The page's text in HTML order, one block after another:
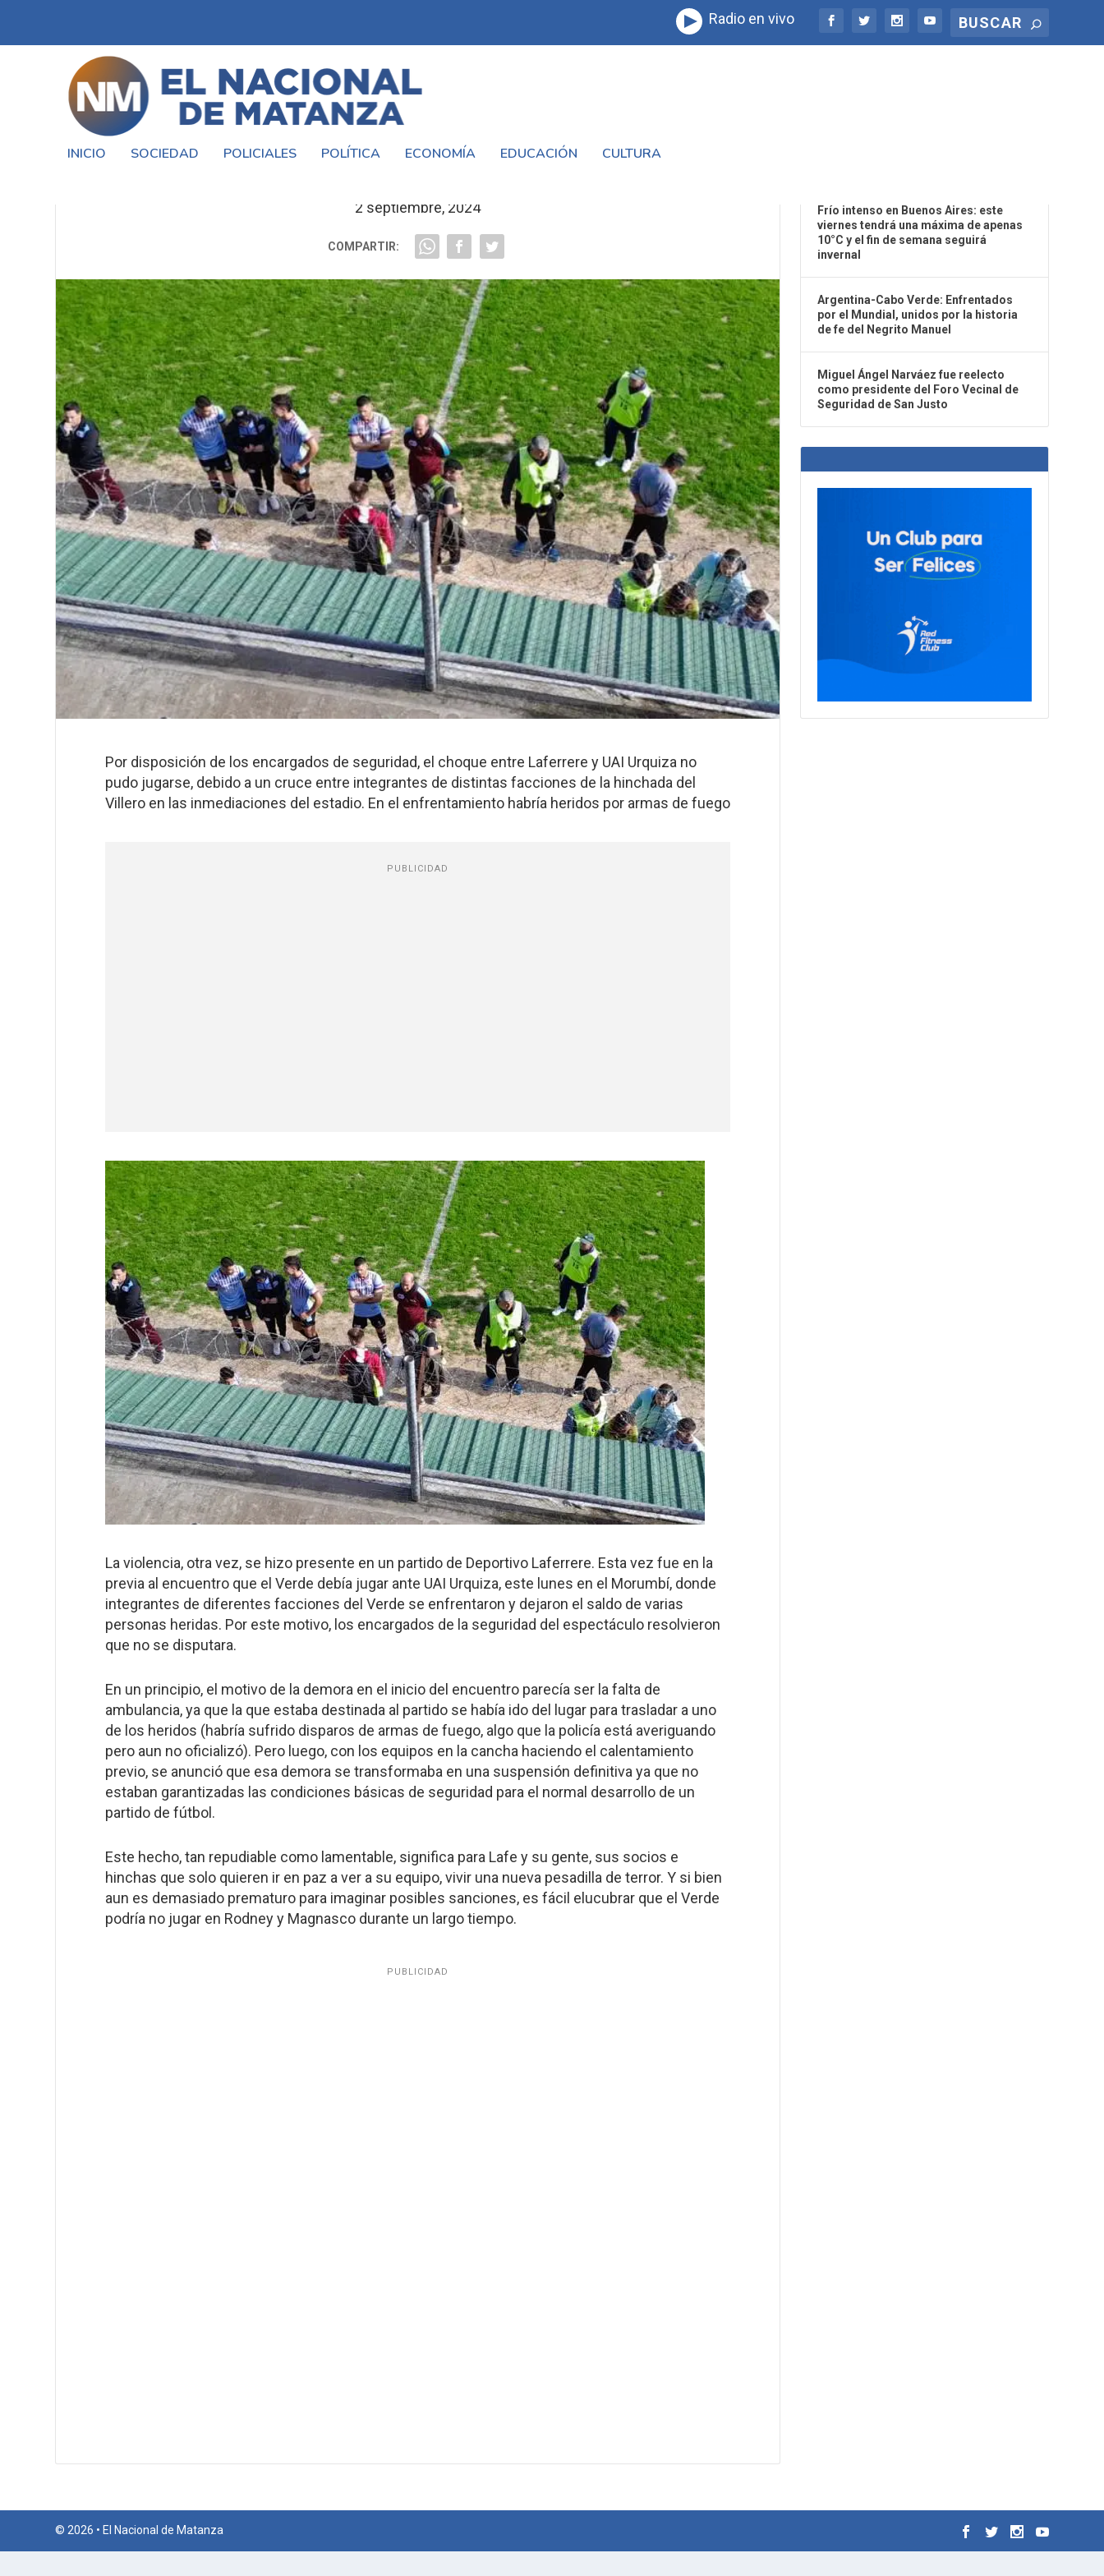
Radio en vivo
INICIO SOCIEDAD POLICIALES POLÍTICA ECONOMÍA EDUCACIÓN CULTURA
2 septiembre, 2024
COMPARTIR:
Por disposición de los encargados de seguridad, el choque entre Laferrere y UAI Urquiza no
pudo jugarse, debido a un cruce entre integrantes de distintas facciones de la hinchada del
Villero en las inmediaciones del estadio. En el enfrentamiento habría heridos por armas de fuego
PUBLICIDAD
La violencia, otra vez, se hizo presente en un partido de Deportivo Laferrere. Esta vez fue en la
previa al encuentro que el Verde debía jugar ante UAI Urquiza, este lunes en el Morumbí, donde
integrantes de diferentes facciones del Verde se enfrentaron y dejaron el saldo de varias
personas heridas. Por este motivo, los encargados de la seguridad del espectáculo resolvieron
que no se disputara.
En un principio, el motivo de la demora en el inicio del encuentro parecía ser la falta de
ambulancia, ya que la que estaba destinada al partido se había ido del lugar para trasladar a uno
de los heridos (habría sufrido disparos de armas de fuego, algo que la policía está averiguando
pero aun no oficializó). Pero luego, con los equipos en la cancha haciendo el calentamiento
previo, se anunció que esa demora se transformaba en una suspensión definitiva ya que no
estaban garantizadas las condiciones básicas de seguridad para el normal desarrollo de un
partido de fútbol.
Este hecho, tan repudiable como lamentable, significa para Lafe y su gente, sus socios e
hinchas que solo quieren ir en paz a ver a su equipo, vivir una nueva pesadilla de terror. Y si bien
aun es demasiado prematuro para imaginar posibles sanciones, es fácil elucubrar que el Verde
podría no jugar en Rodney y Magnasco durante un largo tiempo.
PUBLICIDAD
Frío intenso en Buenos Aires: este
viernes tendrá una máxima de apenas
10°C y el fin de semana seguirá
invernal
Argentina-Cabo Verde: Enfrentados
por el Mundial, unidos por la historia
de fe del Negrito Manuel
Miguel Ángel Narváez fue reelecto
como presidente del Foro Vecinal de
Seguridad de San Justo
© 2026 • El Nacional de Matanza